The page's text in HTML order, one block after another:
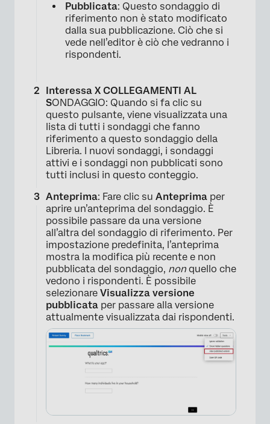
Pubblicata: Questo sondaggio di
riferimento non è stato modificato
dalla sua pubblicazione. Ciò che si
vede nell’editor è ciò che vedranno i
rispondenti.
Interessa X COLLEGAMENTI AL
SONDAGGIO: Quando si fa clic su
questo pulsante, viene visualizzata una
lista di tutti i sondaggi che fanno
riferimento a questo sondaggio della
Libreria. I nuovi sondaggi, i sondaggi
attivi e i sondaggi non pubblicati sono
tutti inclusi in questo conteggio.
Anteprima: Fare clic su Anteprima per
aprire un’anteprima del sondaggio. È
possibile passare da una versione
all’altra del sondaggio di riferimento. Per
impostazione predefinita, l’anteprima
mostra la modifica più recente e non
pubblicata del sondaggio, non quello che
vedono i rispondenti. È possibile
selezionare Visualizza versione
pubblicata per passare alla versione
attualmente visualizzata dai rispondenti.